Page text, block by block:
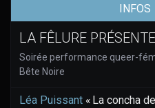
INFOS
LA FÊLURE
Soirée performance queer-
Bête Noire
Léa Puissant « La concha